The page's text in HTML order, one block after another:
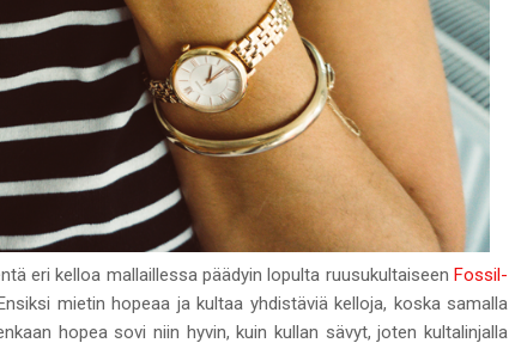
eri kelloa mallaillessa päädyin lopulta ruusukultaiseen Fossil-
mietin hopeaa ja kultaa yhdistäviä kelloja, koska samalla
hopea sovi niin hyvin, kuin kullan sävyt, joten kultalinjalla